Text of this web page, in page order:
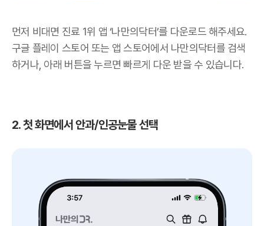
먼저 비대면 진료 1위 앱 ‘나만의닥터’를 다운로드 해주세요.
구글 플레이 스토어 또는 앱 스토어에서 나만의닥터를 검색
하거나, 아래 버튼을 누르면 빠르게 다운 받을 수 있습니다.
2. 첫 화면에서 안과/인공눈물 선택